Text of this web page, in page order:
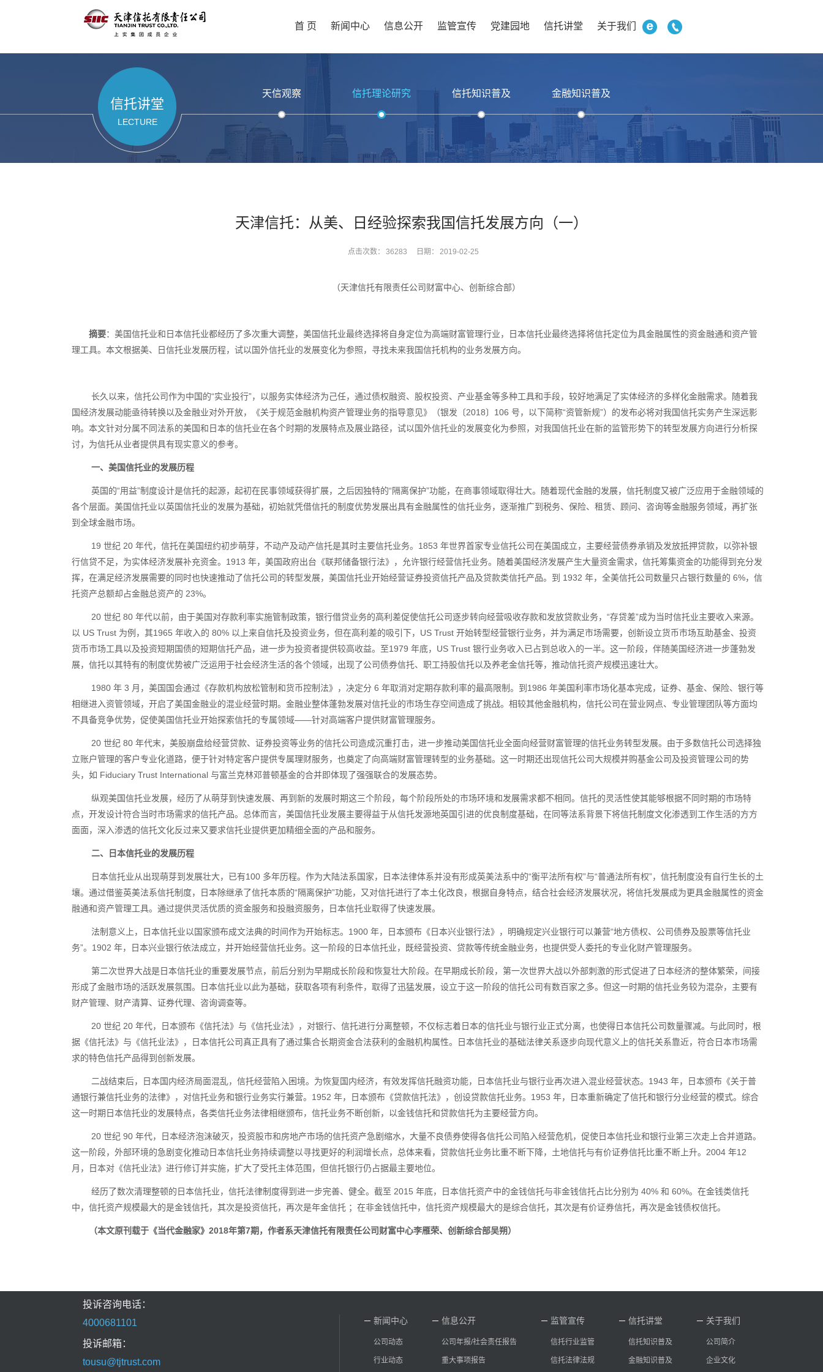
首 页 新闻中心 信息公开 监管宣传 党建园地 信托讲堂 关于我们
信托讲堂
LECTURE
天信观察 信托理论研究 信托知识普及 金融知识普及
天津信托：从美、日经验探索我国信托发展方向（一）
点击次数： 36283 日期： 2019-02-25
（天津信托有限责任公司财富中心、创新综合部）
摘要：美国信托业和日本信托业都经历了多次重大调整，美国信托业最终选择将自身定位为高端财富管理行业，日本信托业最终选择将信托定位为具金融属性的资金融通和资产管
理工具。本文根据美、日信托业发展历程，试以国外信托业的发展变化为参照，寻找未来我国信托机构的业务发展方向。
长久以来，信托公司作为中国的“实业投行”，以服务实体经济为己任，通过债权融资、股权投资、产业基金等多种工具和手段，较好地满足了实体经济的多样化金融需求。随着我
国经济发展动能亟待转换以及金融业对外开放，《关于规范金融机构资产管理业务的指导意见》（银发〔2018〕 106 号，以下简称“资管新规”）的发布必将对我国信托实务产生深远影
响。本文针对分属不同法系的美国和日本的信托业在各个时期的发展特点及展业路径，试以国外信托业的发展变化为参照，对我国信托业在新的监管形势下的转型发展方向进行分析探
讨，为信托从业者提供具有现实意义的参考。
一、美国信托业的发展历程
英国的“用益”制度设计是信托的起源，起初在民事领域获得扩展，之后因独特的“隔离保护”功能，在商事领域取得壮大。随着现代金融的发展，信托制度又被广泛应用于金融领域的
各个层面。美国信托业以英国信托业的发展为基础，初始就凭借信托的制度优势发展出具有金融属性的信托业务，逐渐推广到税务、保险、租赁、顾问、咨询等金融服务领域，再扩张
到全球金融市场。
19 世纪 20 年代，信托在美国纽约初步萌芽，不动产及动产信托是其时主要信托业务。 1853 年世界首家专业信托公司在美国成立，主要经营债券承销及发放抵押贷款，以弥补银
行信贷不足，为实体经济发展补充资金。 1913 年，美国政府出台《联邦储备银行法》，允许银行经营信托业务。随着美国经济发展产生大量资金需求，信托筹集资金的功能得到充分发
挥，在满足经济发展需要的同时也快速推动了信托公司的转型发展，美国信托业开始经营证券投资信托产品及贷款类信托产品。到 1932 年，全美信托公司数量只占银行数量的 6%，信
托资产总额却占金融总资产的 23%。
20 世纪 80 年代以前，由于美国对存款利率实施管制政策，银行借贷业务的高利差促使信托公司逐步转向经营吸收存款和发放贷款业务，“存贷差”成为当时信托业主要收入来源。
以 US Trust 为例，其1965 年收入的 80% 以上来自信托及投资业务，但在高利差的吸引下， US Trust 开始转型经营银行业务，并为满足市场需要，创新设立货币市场互助基金、投资
货币市场工具以及投资短期国债的短期信托产品，进一步为投资者提供较高收益。至1979 年底， US Trust 银行业务收入已占到总收入的一半。这一阶段，伴随美国经济进一步蓬勃发
展，信托以其特有的制度优势被广泛运用于社会经济生活的各个领域，出现了公司债券信托、职工持股信托以及养老金信托等，推动信托资产规模迅速壮大。
1980 年 3 月，美国国会通过《存款机构放松管制和货币控制法》，决定分 6 年取消对定期存款利率的最高限制。到 1986 年美国利率市场化基本完成，证券、基金、保险、银行等
相继进入资管领域，开启了美国金融业的混业经营时期。金融业整体蓬勃发展对信托业的市场生存空间造成了挑战。相较其他金融机构，信托公司在营业网点、专业管理团队等方面均
不具备竞争优势，促使美国信托业开始探索信托的专属领域——针对高端客户提供财富管理服务。
20 世纪 80 年代末，美股崩盘给经营贷款、证券投资等业务的信托公司造成沉重打击，进一步推动美国信托业全面向经营财富管理的信托业务转型发展。由于多数信托公司选择独
立账户管理的客户专业化道路，便于针对特定客户提供专属理财服务，也奠定了向高端财富管理转型的业务基础。这一时期还出现信托公司大规模并购基金公司及投资管理公司的势
头，如 Fiduciary Trust International 与富兰克林邓普顿基金的合并即体现了强强联合的发展态势。
纵观美国信托业发展，经历了从萌芽到快速发展、再到新的发展时期这三个阶段，每个阶段所处的市场环境和发展需求都不相同。信托的灵活性使其能够根据不同时期的市场特
点，开发设计符合当时市场需求的信托产品。总体而言，美国信托业发展主要得益于从信托发源地英国引进的优良制度基础，在同等法系背景下将信托制度文化渗透到工作生活的方方
面面，深入渗透的信托文化反过来又要求信托业提供更加精细全面的产品和服务。
二、日本信托业的发展历程
日本信托业从出现萌芽到发展壮大，已有100 多年历程。作为大陆法系国家，日本法律体系并没有形成英美法系中的“衡平法所有权”与“普通法所有权”，信托制度没有自行生长的土
壤。通过借鉴英美法系信托制度，日本除继承了信托本质的“隔离保护”功能，又对信托进行了本土化改良，根据自身特点，结合社会经济发展状况，将信托发展成为更具金融属性的资金
融通和资产管理工具。通过提供灵活优质的资金服务和投融资服务，日本信托业取得了快速发展。
法制意义上，日本信托业以国家颁布成文法典的时间作为开始标志。 1900 年，日本颁布《日本兴业银行法》，明确规定兴业银行可以兼营“地方债权、公司债券及股票等信托业
务”。 1902 年，日本兴业银行依法成立，并开始经营信托业务。这一阶段的日本信托业，既经营投资、贷款等传统金融业务，也提供受人委托的专业化财产管理服务。
第二次世界大战是日本信托业的重要发展节点，前后分别为早期成长阶段和恢复壮大阶段。在早期成长阶段，第一次世界大战以外部刺激的形式促进了日本经济的整体繁荣，间接
形成了金融市场的活跃发展氛围。日本信托业以此为基础，获取各项有利条件，取得了迅猛发展，设立于这一阶段的信托公司有数百家之多。但这一时期的信托业务较为混杂，主要有
财产管理、财产清算、证券代理、咨询调查等。
20 世纪 20 年代，日本颁布《信托法》与《信托业法》，对银行、信托进行分离整顿，不仅标志着日本的信托业与银行业正式分离，也使得日本信托公司数量骤减。与此同时，根
据《信托法》与《信托业法》，日本信托公司真正具有了通过集合长期资金合法获利的金融机构属性。日本信托业的基础法律关系逐步向现代意义上的信托关系靠近，符合日本市场需
求的特色信托产品得到创新发展。
二战结束后，日本国内经济局面混乱，信托经营陷入困境。为恢复国内经济，有效发挥信托融资功能，日本信托业与银行业再次进入混业经营状态。 1943 年，日本颁布《关于普
通银行兼信托业务的法律》，对信托业务和银行业务实行兼营。 1952 年，日本颁布《贷款信托法》，创设贷款信托业务。 1953 年，日本重新确定了信托和银行分业经营的模式。综合
这一时期日本信托业的发展特点，各类信托业务法律相继颁布，信托业务不断创新，以金钱信托和贷款信托为主要经营方向。
20 世纪 90 年代，日本经济泡沫破灭，投资股市和房地产市场的信托资产急剧缩水，大量不良债券使得各信托公司陷入经营危机，促使日本信托业和银行业第三次走上合并道路。
这一阶段，外部环境的急剧变化推动日本信托业务持续调整以寻找更好的利润增长点，总体来看，贷款信托业务比重不断下降，土地信托与有价证券信托比重不断上升。 2004 年12
月，日本对《信托业法》进行修订并实施，扩大了受托主体范围，但信托银行仍占据最主要地位。
经历了数次清理整顿的日本信托业，信托法律制度得到进一步完善、健全。截至 2015 年底，日本信托资产中的金钱信托与非金钱信托占比分别为 40% 和 60%。在金钱类信托
中，信托资产规模最大的是金钱信托，其次是投资信托，再次是年金信托 ；在非金钱信托中，信托资产规模最大的是综合信托，其次是有价证券信托，再次是金钱债权信托。
（本文原刊载于《当代金融家》 2018年第7期，作者系天津信托有限责任公司财富中心李雁荣、创新综合部吴朔）
投诉咨询电话：
4000681101
投诉邮箱：
tousu@tjtrust.com
新闻中心
公司动态
行业动态
信息公开
公司年报/社会责任报告
重大事项报告
监管宣传
信托行业监管
信托法律法规
信托讲堂
信托知识普及
金融知识普及
关于我们
公司简介
企业文化